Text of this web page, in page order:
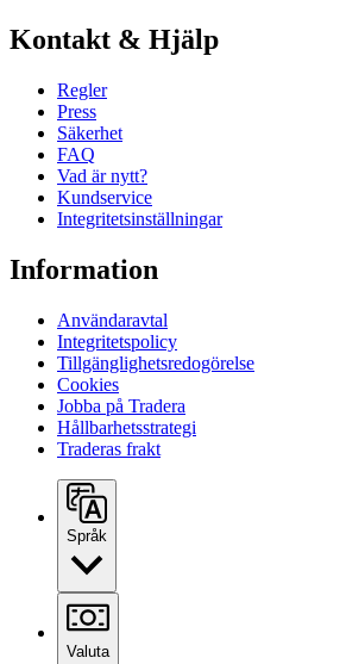
Kontakt & Hjälp
Regler
Press
Säkerhet
FAQ
Vad är nytt?
Kundservice
Integritetsinställningar
Information
Användaravtal
Integritetspolicy
Tillgänglighetsredogörelse
Cookies
Jobba på Tradera
Hållbarhetsstrategi
Traderas frakt
Språk
Valuta